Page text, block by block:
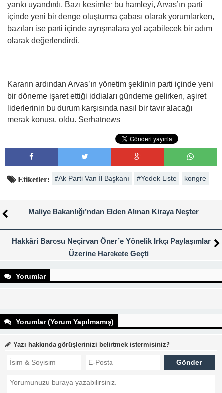
yankı uyandırdı. Bazı kesimler bu hamleyi, Arvas’ın parti
içinde yeni bir denge oluşturma çabası olarak yorumlarken,
bazıları ise parti içinde ayrışmalara yol açabilecek bir adım
olarak değerlendirdi.
Kararın ardından Arvas’ın yönetim şeklinin parti içinde yeni
bir döneme işaret ettiği iddiaları gündeme gelirken, aşiret
liderlerinin bu durum karşısında nasıl bir tavır alacağı
merak konusu oldu. Serhatnews
Etiketler: #Ak Parti Van İl Başkanı #Yedek Liste kongre
Maliye Bakanlığı’ndan Elden Alınan Kiraya Neşter
Hakkâri Barosu Neçirvan Öner’e Yönelik Irkçı Paylaşımlar
Üzerine Harekete Geçti
Yorumlar
Yorumlar (Yorum Yapılmamış)
Yazı hakkında görüşlerinizi belirtmek istermisiniz?